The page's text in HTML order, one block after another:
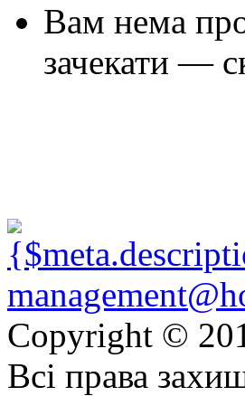
Вам нема
зачекати —
Copyright ©
Всі права